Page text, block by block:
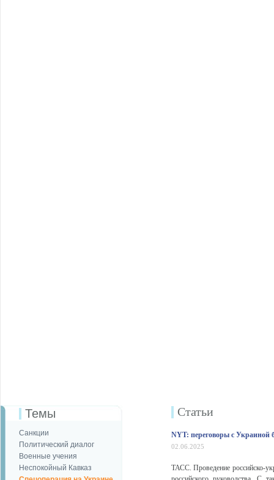
Темы
Санкции
Политический диалог
Военные учения
Неспокойный Кавказ
Статьи
NYT: переговоры с Украиной
02.06.2025
ТАСС. Проведение российско-